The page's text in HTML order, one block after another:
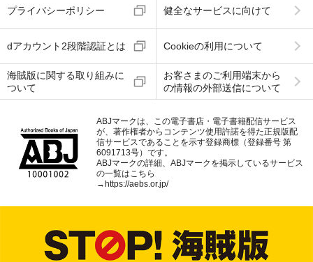
プライバシーポリシー 健全なサービスに向けて
dアカウント2段階認証とは Cookieの利用について
海賊版に関する取り組みに
ついて
お客さまのご利用端末から
の情報の外部送信について
ABJマークは、この電子書店・電子書籍配信サービス
が、著作権者からコンテンツ使用許諾を得た正規版配
信サービスであることを示す登録商標（登録番号 第
6091713号）です。
ABJマークの詳細、ABJマークを掲示しているサービス
の一覧はこちら
→ https://aebs.or.jp/